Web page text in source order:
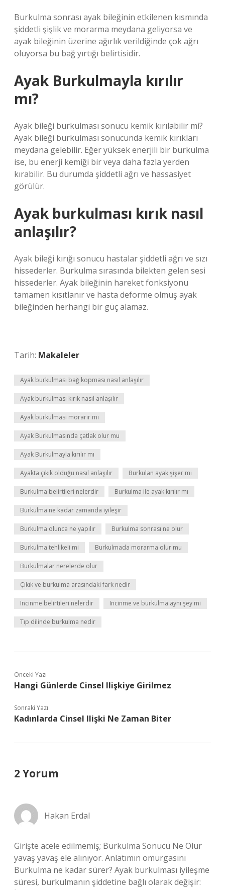
Burkulma sonrası ayak bileğinin etkilenen kısmında
şiddetli şişlik ve morarma meydana geliyorsa ve
ayak bileğinin üzerine ağırlık verildiğinde çok ağrı
oluyorsa bu bağ yırtığı belirtisidir.
Ayak Burkulmayla kırılır
mı?
Ayak bileği burkulması sonucu kemik kırılabilir mi?
Ayak bileği burkulması sonucunda kemik kırıkları
meydana gelebilir. Eğer yüksek enerjili bir burkulma
ise, bu enerji kemiği bir veya daha fazla yerden
kırabilir. Bu durumda şiddetli ağrı ve hassasiyet
görülür.
Ayak burkulması kırık nasıl
anlaşılır?
Ayak bileği kırığı sonucu hastalar şiddetli ağrı ve sızı
hissederler. Burkulma sırasında bilekten gelen sesi
hissederler. Ayak bileğinin hareket fonksiyonu
tamamen kısıtlanır ve hasta deforme olmuş ayak
bileğinden herhangi bir güç alamaz.
Tarih: Makaleler
Ayak burkulması bağ kopması nasıl anlaşılır
Ayak burkulması kırık nasıl anlaşılır
Ayak burkulması morarır mı
Ayak Burkulmasında çatlak olur mu
Ayak Burkulmayla kırılır mı
Ayakta çıkık olduğu nasıl anlaşılır Burkulan ayak şişer mi
Burkulma belirtileri nelerdir Burkulma ile ayak kırılır mı
Burkulma ne kadar zamanda iyileşir
Burkulma olunca ne yapılır Burkulma sonrası ne olur
Burkulma tehlikeli mi Burkulmada morarma olur mu
Burkulmalar nerelerde olur
Çıkık ve burkulma arasındaki fark nedir
Incinme belirtileri nelerdir Incinme ve burkulma aynı şey mi
Tıp dilinde burkulma nedir
Önceki Yazı
Hangi Günlerde Cinsel Ilişkiye Girilmez
Sonraki Yazı
Kadınlarda Cinsel Ilişki Ne Zaman Biter
2 Yorum
Hakan Erdal
Girişte acele edilmemiş; Burkulma Sonucu Ne Olur
yavaş yavaş ele alınıyor. Anlatımın omurgasını
Burkulma ne kadar sürer? Ayak burkulması iyileşme
süresi, burkulmanın şiddetine bağlı olarak değişir: